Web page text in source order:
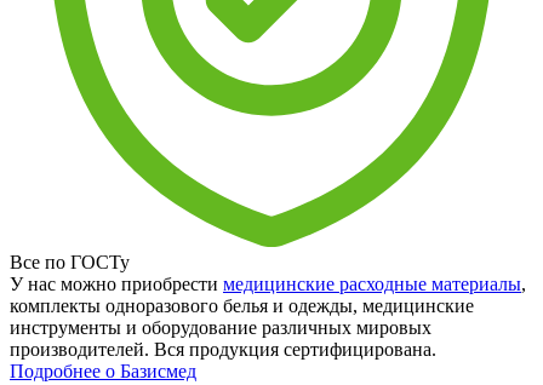
Все по ГОСТу
У нас можно приобрести медицинские расходные материалы,
комплекты одноразового белья и одежды, медицинские
инструменты и оборудование различных мировых
производителей. Вся продукция сертифицирована.
Подробнее о Базисмед